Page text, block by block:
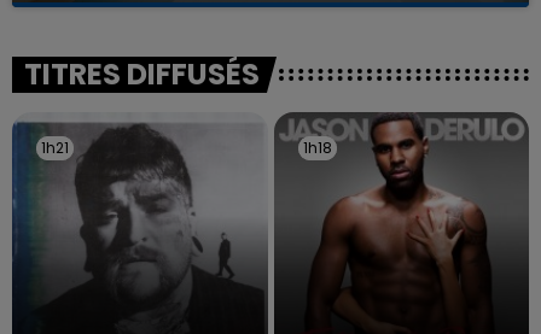
excuses.
TITRES DIFFUSÉS
1h21
1h21 1h18
1h18